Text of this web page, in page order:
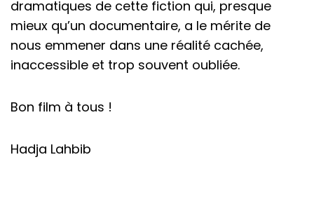
dramatiques de cette fiction qui, presque
mieux qu’un documentaire, a le mérite de
nous emmener dans une réalité cachée,
inaccessible et trop souvent oubliée.
Bon film à tous !
Hadja Lahbib